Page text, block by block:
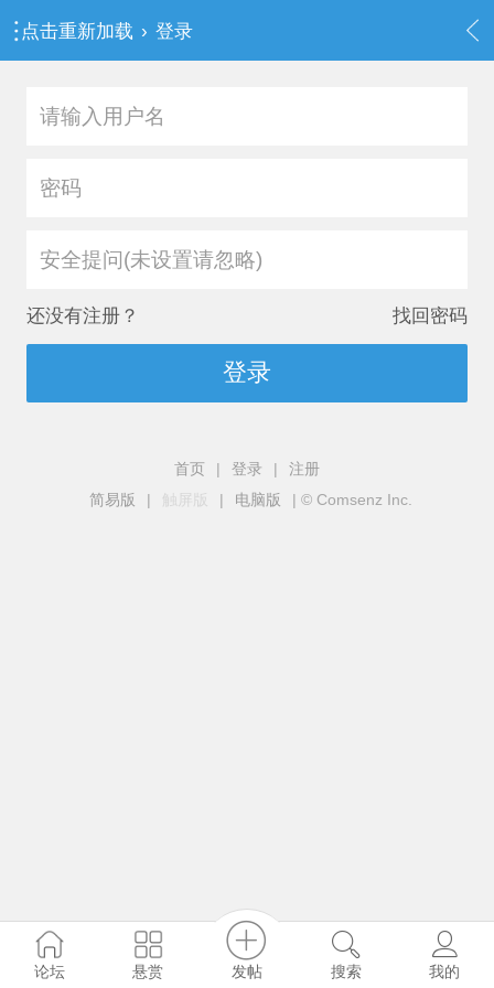
点击重新加载 › 登录
安全提问(未设置请忽略)
还没有注册？ 找回密码
登录
首页 | 登录 |
注册
简易版
| 触屏版 | 电脑版 | © Comsenz Inc.
论坛 悬赏 发帖 搜索 我的